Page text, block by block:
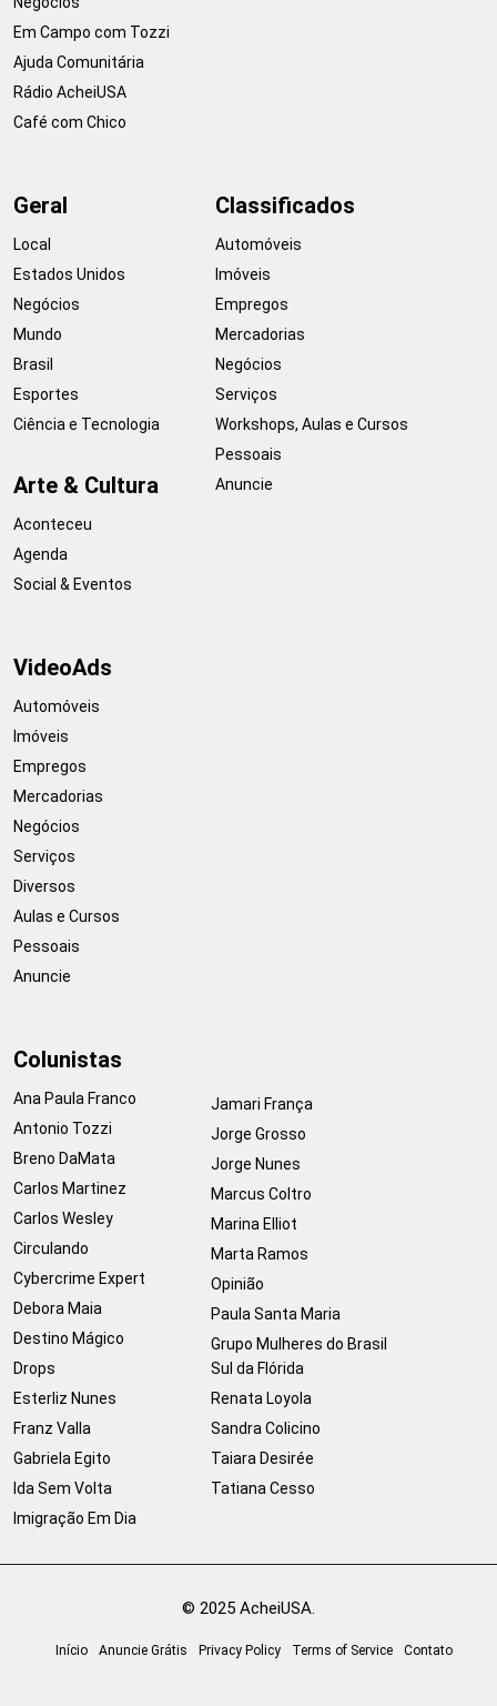
Em Campo com Tozzi
Ajuda Comunitária
Rádio AcheiUSA
Café com Chico
Geral
Local
Estados Unidos
Negócios
Mundo
Brasil
Esportes
Ciência e Tecnologia
Arte & Cultura
Aconteceu
Agenda
Social & Eventos
Classificados
Automóveis
Imóveis
Empregos
Mercadorias
Negócios
Serviços
Workshops, Aulas e Cursos
Pessoais
Anuncie
VideoAds
Automóveis
Imóveis
Empregos
Mercadorias
Negócios
Serviços
Diversos
Aulas e Cursos
Pessoais
Anuncie
Colunistas
Ana Paula Franco
Antonio Tozzi
Breno DaMata
Carlos Martinez
Carlos Wesley
Circulando
Cybercrime Expert
Debora Maia
Destino Mágico
Drops
Esterliz Nunes
Franz Valla
Gabriela Egito
Ida Sem Volta
Imigração Em Dia
Jamari França
Jorge Grosso
Jorge Nunes
Marcus Coltro
Marina Elliot
Marta Ramos
Opinião
Paula Santa Maria
Grupo Mulheres do Brasil
Sul da Flórida
Renata Loyola
Sandra Colicino
Taiara Desirée
Tatiana Cesso
© 2025 AcheiUSA.
Início Anuncie Grátis Privacy Policy Terms of Service Contato